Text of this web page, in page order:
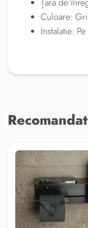
Culoare: Gri
Instalatie:
Recomandat